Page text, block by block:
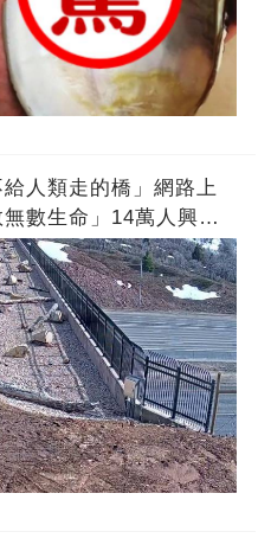
人類走的橋」網路上
數生命」14萬人興奮